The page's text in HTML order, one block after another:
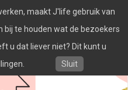
maakt J'life gebruik van
bij te houden wat de bezoekers
u dat liever niet? Dit kunt u
Sluit